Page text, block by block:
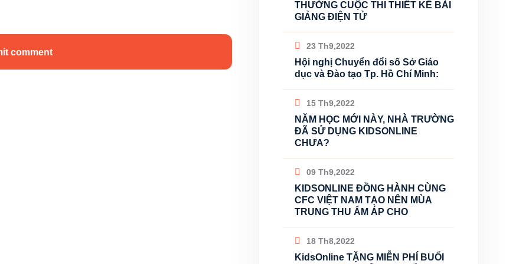
comment
THƯỞNG CUỘC THI THIẾT KẾ BÀI
GIẢNG ĐIỆN TỬ
23 Th9,2022
Hội nghị Chuyển đổi số Sở Giáo
dục và Đào tạo Tp. Hồ Chí Minh:
15 Th9,2022
NĂM HỌC MỚI NÀY, NHÀ TRƯỜNG
ĐÃ SỬ DỤNG KIDSONLINE
CHƯA?
09 Th9,2022
KIDSONLINE ĐỒNG HÀNH CÙNG
CFC VIỆT NAM TẠO NÊN MÙA
TRUNG THU ẤM ÁP CHO
18 Th8,2022
KidsOnline TẶNG MIỄN PHÍ BUỔI